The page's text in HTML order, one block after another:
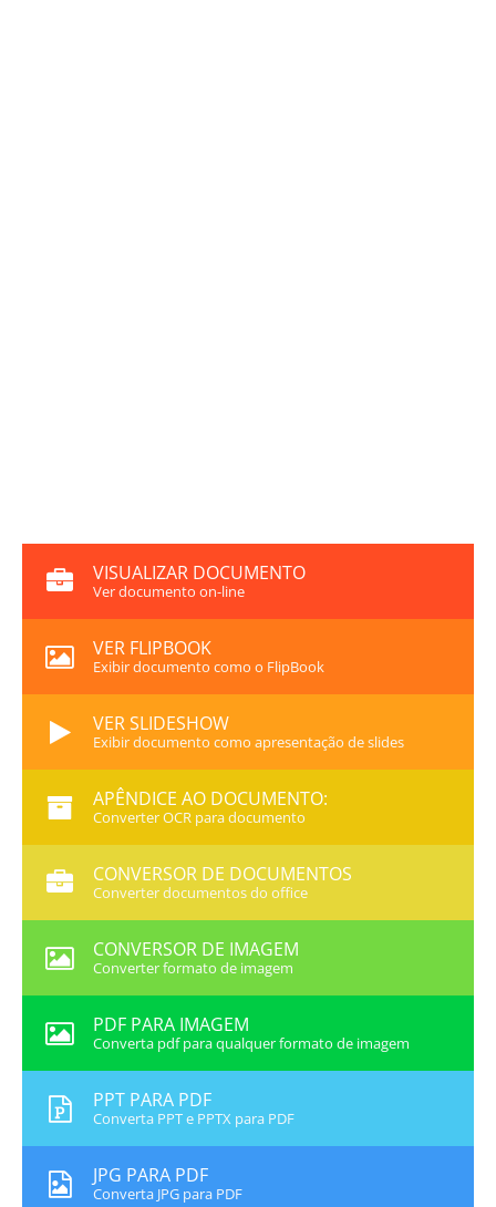
VISUALIZAR DOCUMENTO
Ver documento on-line
VER FLIPBOOK
Exibir documento como o FlipBook
VER SLIDESHOW
Exibir documento como apresentação de slides
APÊNDICE AO DOCUMENTO:
Converter OCR para documento
CONVERSOR DE DOCUMENTOS
Converter documentos do office
CONVERSOR DE IMAGEM
Converter formato de imagem
PDF PARA IMAGEM
Converta pdf para qualquer formato de imagem
PPT PARA PDF
Converta PPT e PPTX para PDF
JPG PARA PDF
Converta JPG para PDF